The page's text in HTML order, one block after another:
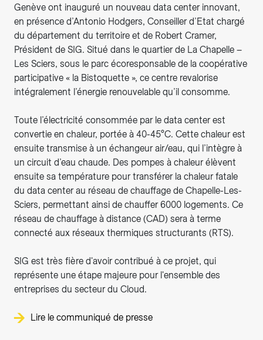
Genève ont inauguré un nouveau data center innovant,
en présence d’Antonio Hodgers, Conseiller d’Etat chargé
du département du territoire et de Robert Cramer,
Président de SIG. Situé dans le quartier de La Chapelle –
Les Sciers, sous le parc écoresponsable de la coopérative
participative « la Bistoquette », ce centre revalorise
intégralement l’énergie renouvelable qu’il consomme.
Toute l’électricité consommée par le data center est
convertie en chaleur, portée à 40-45°C. Cette chaleur est
ensuite transmise à un échangeur air/eau, qui l’intègre à
un circuit d’eau chaude. Des pompes à chaleur élèvent
ensuite sa température pour transférer la chaleur fatale
du data center au réseau de chauffage de Chapelle-Les-
Sciers, permettant ainsi de chauffer 6000 logements. Ce
réseau de chauffage à distance (CAD) sera à terme
connecté aux réseaux thermiques structurants (RTS).
SIG est très fière d'avoir contribué à ce projet, qui
représente une étape majeure pour l'ensemble des
entreprises du secteur du Cloud.
Lire le communiqué de presse